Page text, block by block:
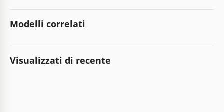
Modelli correlati
Visualizzati di recente